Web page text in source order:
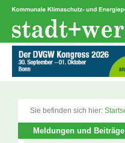
Zum
springen
Sie befinden sich hier:
Meldungen und